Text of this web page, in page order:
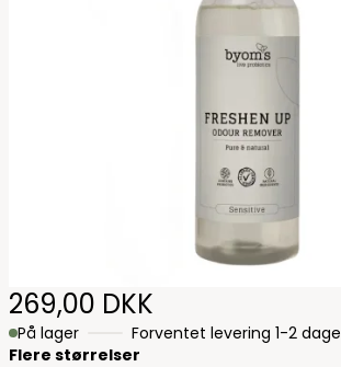
269,00 DKK
På lager
Forventet levering 1-2 dage
Flere størrelser